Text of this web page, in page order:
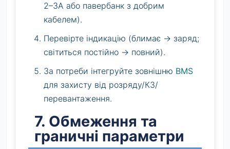
2–3A або павербанк з добрим
кабелем).
Перевірте індикацію (блимає → заряд;
світиться постійно → повний).
За потреби інтегруйте зовнішню BMS
для захисту від розряду/КЗ/
перевантаження.
7. Обмеження та
граничні параметри